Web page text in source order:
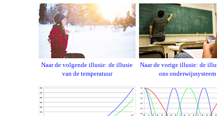
Naar de volgende illusie: de illusie
van de temperatuur
Naar de vorige illusie: de
ons onderwijssysteem